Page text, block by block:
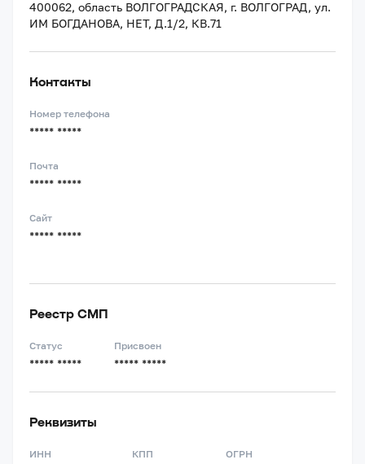
400062, область ВОЛГОГРАДСКАЯ, г. ВОЛГОГРАД, ул.
ИМ БОГДАНОВА, НЕТ, Д.1/2, КВ.71
Контакты
Номер телефона
***** *****
Почта
***** *****
Сайт
***** *****
Реестр СМП
Статус
***** *****
Присвоен
***** *****
Реквизиты
ИНН КПП ОГРН